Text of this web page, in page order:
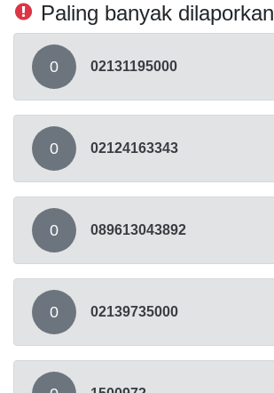
Paling banyak dilaporkan
0 02131195000
0 02124163343
0 089613043892
0 02139735000